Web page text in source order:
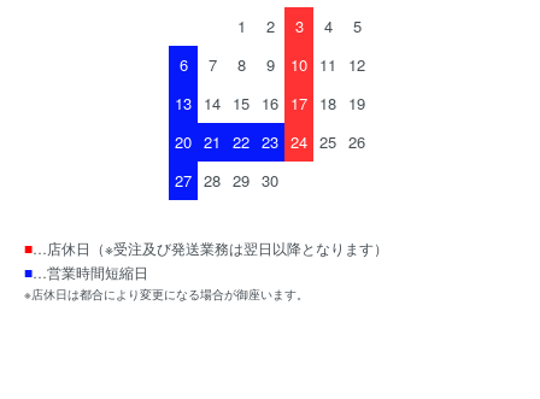
1
2 3 4
5
6
7 8 9 10 11
12
13 14 15 16 17 18 19
20 21 22 23 24 25 26
27 28 29 30
■…店休日（※受注及び発送業務は翌日以降となります）
■…営業時間短縮日
※店休日は都合により変更になる場合が御座います。